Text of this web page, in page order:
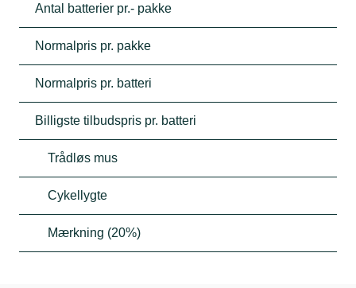
Antal batterier pr.- pakke
Normalpris pr. pakke
Normalpris pr. batteri
Billigste tilbudspris pr. batteri
Trådløs mus
Cykellygte
Mærkning (20%)